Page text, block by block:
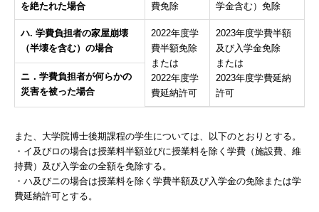
を絶たれた場合
費免除
学金含む）免除
ハ. 学費負担者の家屋崩壊
（半壊を含む）の場合
2022年度学
費半額免除
または
2022年度学
費延納許可
2023年度学費半額
及び入学金免除
または
2023年度学費延納
許可
ニ．学費負担者が何らかの
災害を被った場合
また、大学院博士後期課程の学生については、以下のとおりとする。
・イ及びロの場合は授業料半額並びに授業料を除く学費（施設費、維
持費）及び入学金の全額を免除する。
・ハ及びニの場合は授業料を除く学費半額及び入学金の免除または学
費延納許可とする。